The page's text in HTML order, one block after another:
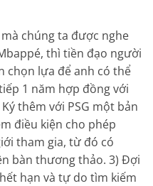
chúng ta được nghe
thì tiền đạo người
chọn lựa để anh có thể
1 năm hợp đồng với
thêm với PSG một bản
điều kiện cho phép
tham gia, từ đó có
bàn thương thảo. 3) Đợi
hạn và tự do tìm kiếm